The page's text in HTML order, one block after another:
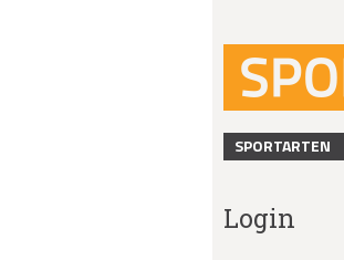
SPORTARTEN
Login